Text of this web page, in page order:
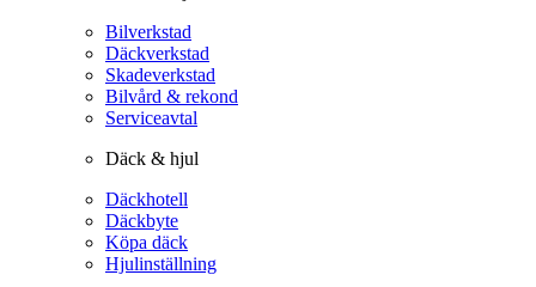
Bilverkstad
Däckverkstad
Skadeverkstad
Bilvård & rekond
Serviceavtal
Däck & hjul
Däckhotell
Däckbyte
Köpa däck
Hjulinställning